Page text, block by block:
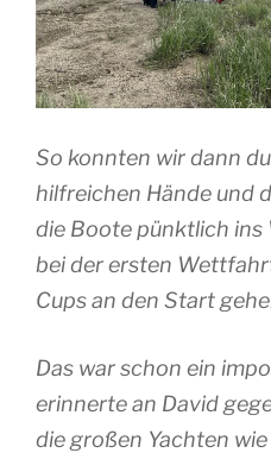
So konnten wir dann
hilfreichen Hände und
die Boote pünktlich ins
bei der ersten
Cups an den Start
Das war schon ein
erinnerte an David
die großen Yachten